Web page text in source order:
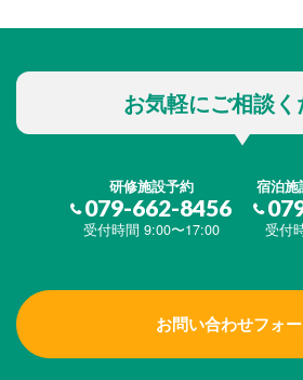
お気軽にご相談
研修施設予約
079-662-8456
受付時間 9:00〜17:00
宿泊施
受付
お問い合わせフォ